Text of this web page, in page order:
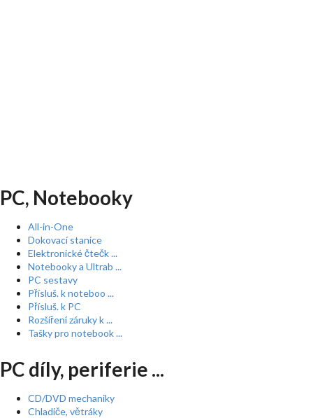
PC, Notebooky
All-in-One
Dokovací stanice
Elektronické čtečk ...
Notebooky a Ultrab ...
PC sestavy
Přísluš. k noteboo ...
Přísluš. k PC
Rozšíření záruky k ...
Tašky pro notebook ...
PC díly, periferie ...
CD/DVD mechaniky
Chladiče, větráky